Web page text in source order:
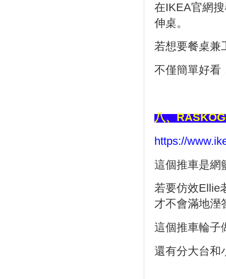
在IKEA官網
伸桌。
若想要餐桌兼
不僅簡單好看
八、RASKOG
https://
這個推車是網
若要仿效Ellie
才不會滿地溼
這個推車輪子
還有分大台和